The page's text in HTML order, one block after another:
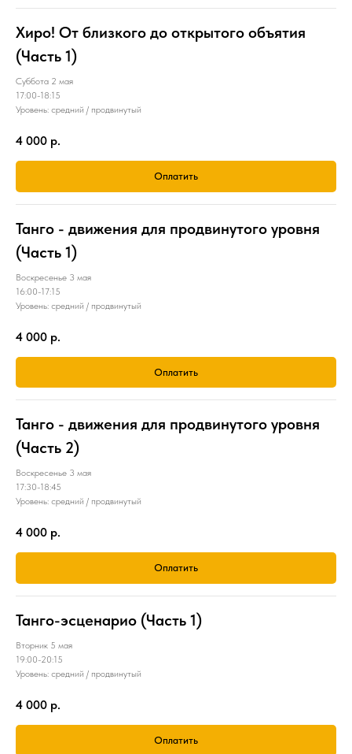
Хиро! От близкого до открытого объятия
(Часть 1)
Суббота 2 мая
17:00-18:15
Уровень: средний / продвинутый
4 000 р.
Оплатить
Танго - движения для продвинутого уровня
(Часть 1)
Воскресенье 3 мая
16:00-17:15
Уровень: средний / продвинутый
4 000 р.
Оплатить
Танго - движения для продвинутого уровня
(Часть 2)
Воскресенье 3 мая
17:30-18:45
Уровень: средний / продвинутый
4 000 р.
Оплатить
Танго-эсценарио (Часть 1)
Вторник 5 мая
19:00-20:15
Уровень: средний / продвинутый
4 000 р.
Оплатить